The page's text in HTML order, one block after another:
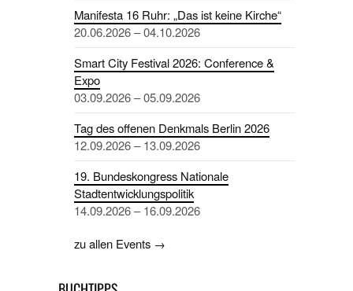
Manifesta 16 Ruhr: „Das ist keine Kirche“
20.06.2026 – 04.10.2026
Smart City Festival 2026: Conference &
Expo
03.09.2026 – 05.09.2026
Tag des offenen Denkmals Berlin 2026
12.09.2026 – 13.09.2026
19. Bundeskongress Nationale
Stadtentwicklungspolitik
14.09.2026 – 16.09.2026
zu allen Events →